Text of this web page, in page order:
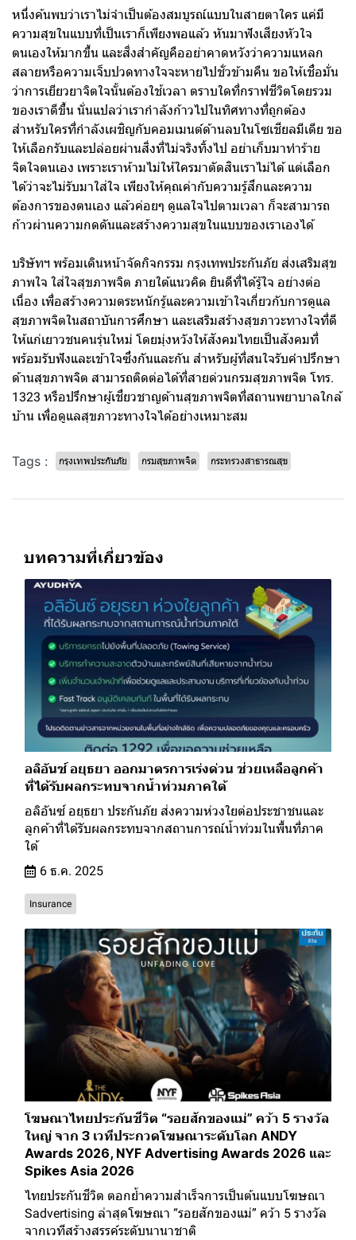
หนึ่งค้นพบว่าเราไม่จำเป็นต้องสมบูรณ์แบบในสายตาใคร แค่มี
ความสุขในแบบที่เป็นเราก็เพียงพอแล้ว หันมาฟังเสียงหัวใจ
ตนเองให้มากขึ้น และสิ่งสำคัญคืออย่าคาดหวังว่าความแหลก
สลายหรือความเจ็บปวดทางใจจะหายไปชั่วข้ามคืน ขอให้เชื่อมั่น
ว่าการเยียวยาจิตใจนั้นต้องใช้เวลา ตราบใดที่กราฟชีวิตโดยรวม
ของเราดีขึ้น นั่นแปลว่าเรากำลังก้าวไปในทิศทางที่ถูกต้อง
สำหรับใครที่กำลังเผชิญกับคอมเมนต์ด้านลบในโซเชียลมีเดีย ขอ
ให้เลือกรับและปล่อยผ่านสิ่งที่ไม่จริงทิ้งไป อย่าเก็บมาทำร้าย
จิตใจตนเอง เพราะเราห้ามไม่ให้ใครมาตัดสินเราไม่ได้ แต่เลือก
ได้ว่าจะไม่รับมาใส่ใจ เพียงให้คุณค่ากับความรู้สึกและความ
ต้องการของตนเอง แล้วค่อยๆ ดูแลใจไปตามเวลา ก็จะสามารถ
ก้าวผ่านความกดดันและสร้างความสุขในแบบของเราเองได้
บริษัทฯ พร้อมเดินหน้าจัดกิจกรรม กรุงเทพประกันภัย ส่งเสริมสุข
ภาพใจ ใส่ใจสุขภาพจิต ภายใต้แนวคิด ยินดีที่ได้รู้ใจ อย่างต่อ
เนื่อง เพื่อสร้างความตระหนักรู้และความเข้าใจเกี่ยวกับการดูแล
สุขภาพจิตในสถาบันการศึกษา และเสริมสร้างสุขภาวะทางใจที่ดี
ให้แก่เยาวชนคนรุ่นใหม่ โดยมุ่งหวังให้สังคมไทยเป็นสังคมที่
พร้อมรับฟังและเข้าใจซึ่งกันและกัน สำหรับผู้ที่สนใจรับคำปรึกษา
ด้านสุขภาพจิต สามารถติดต่อได้ที่สายด่วนกรมสุขภาพจิต โทร.
1323 หรือปรึกษาผู้เชี่ยวชาญด้านสุขภาพจิตที่สถานพยาบาลใกล้
บ้าน เพื่อดูแลสุขภาวะทางใจได้อย่างเหมาะสม
Tags : กรุงเทพประกันภัย กรมสุขภาพจิต กระทรวงสาธารณสุข
บทความที่เกี่ยวข้อง
อลิอันซ์ อยุธยา ออกมาตรการเร่งด่วน ช่วยเหลือลูกค้า
ที่ได้รับผลกระทบจากน้ำท่วมภาคใต้
อลิอันซ์ อยุธยา ประกันภัย ส่งความห่วงใยต่อประชาชนและ
ลูกค้าที่ได้รับผลกระทบจากสถานการณ์น้ำท่วมในพื้นที่ภาค
ใต้
6 ธ.ค. 2025
Insurance
โฆษณาไทยประกันชีวิต “รอยสักของแม่” คว้า 5 รางวัล
ใหญ่ จาก 3 เวทีประกวดโฆษณาระดับโลก ANDY
Awards 2026, NYF Advertising Awards 2026 และ
Spikes Asia 2026
ไทยประกันชีวิต ตอกย้ำความสำเร็จการเป็นต้นแบบโฆษณา
Sadvertising ล่าสุดโฆษณา “รอยสักของแม่” คว้า 5 รางวัล
จากเวทีสร้างสรรค์ระดับนานาชาติ